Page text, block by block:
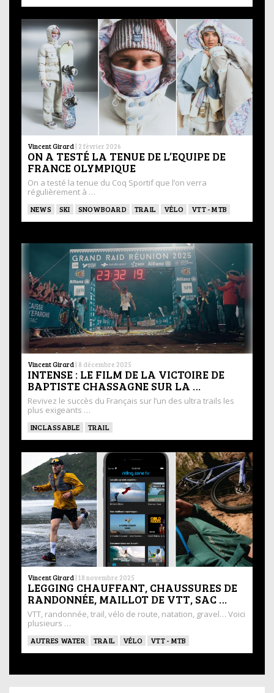
Vincent Girard | 2 février 2026
ON A TESTÉ LA TENUE DE L’EQUIPE DE
FRANCE OLYMPIQUE
On a testé la tenue du Coq Sportif que l’on verra
régulièrement à …
NEWS SKI SNOWBOARD TRAIL VÉLO VTT - MTB
Vincent Girard | 8 décembre 2025
INTENSE : LE FILM DE LA VICTOIRE DE
BAPTISTE CHASSAGNE SUR LA …
Revivez le succès du Français sur l’un des ultra trails les
plus exigeants …
INCLASSABLE TRAIL
Vincent Girard | 18 novembre 2025
LEGGING CHAUFFANT, CHAUSSURES DE
RANDONNÉE, MAILLOT DE VTT, SAC …
VTT, randonnée, trail, vélo de route, natation, gravel… Voici
plusieurs …
AUTRES WATER TRAIL VÉLO VTT - MTB